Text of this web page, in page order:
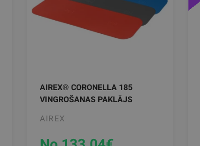
AIREX® CORONELLA 185
VINGROŠANAS PAKLĀJS
AIREX